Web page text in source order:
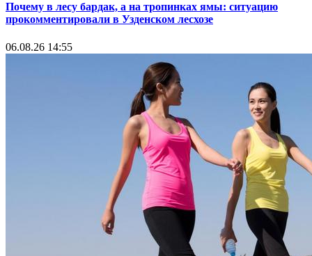
Почему в лесу бардак, а на тропинках ямы: ситуацию
прокомментировали в Узденском лесхозе
06.08.26 14:55